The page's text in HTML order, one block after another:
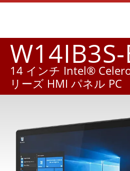
W14IB3S-
14 インチ Intel®
リーズ HMI パネル PC